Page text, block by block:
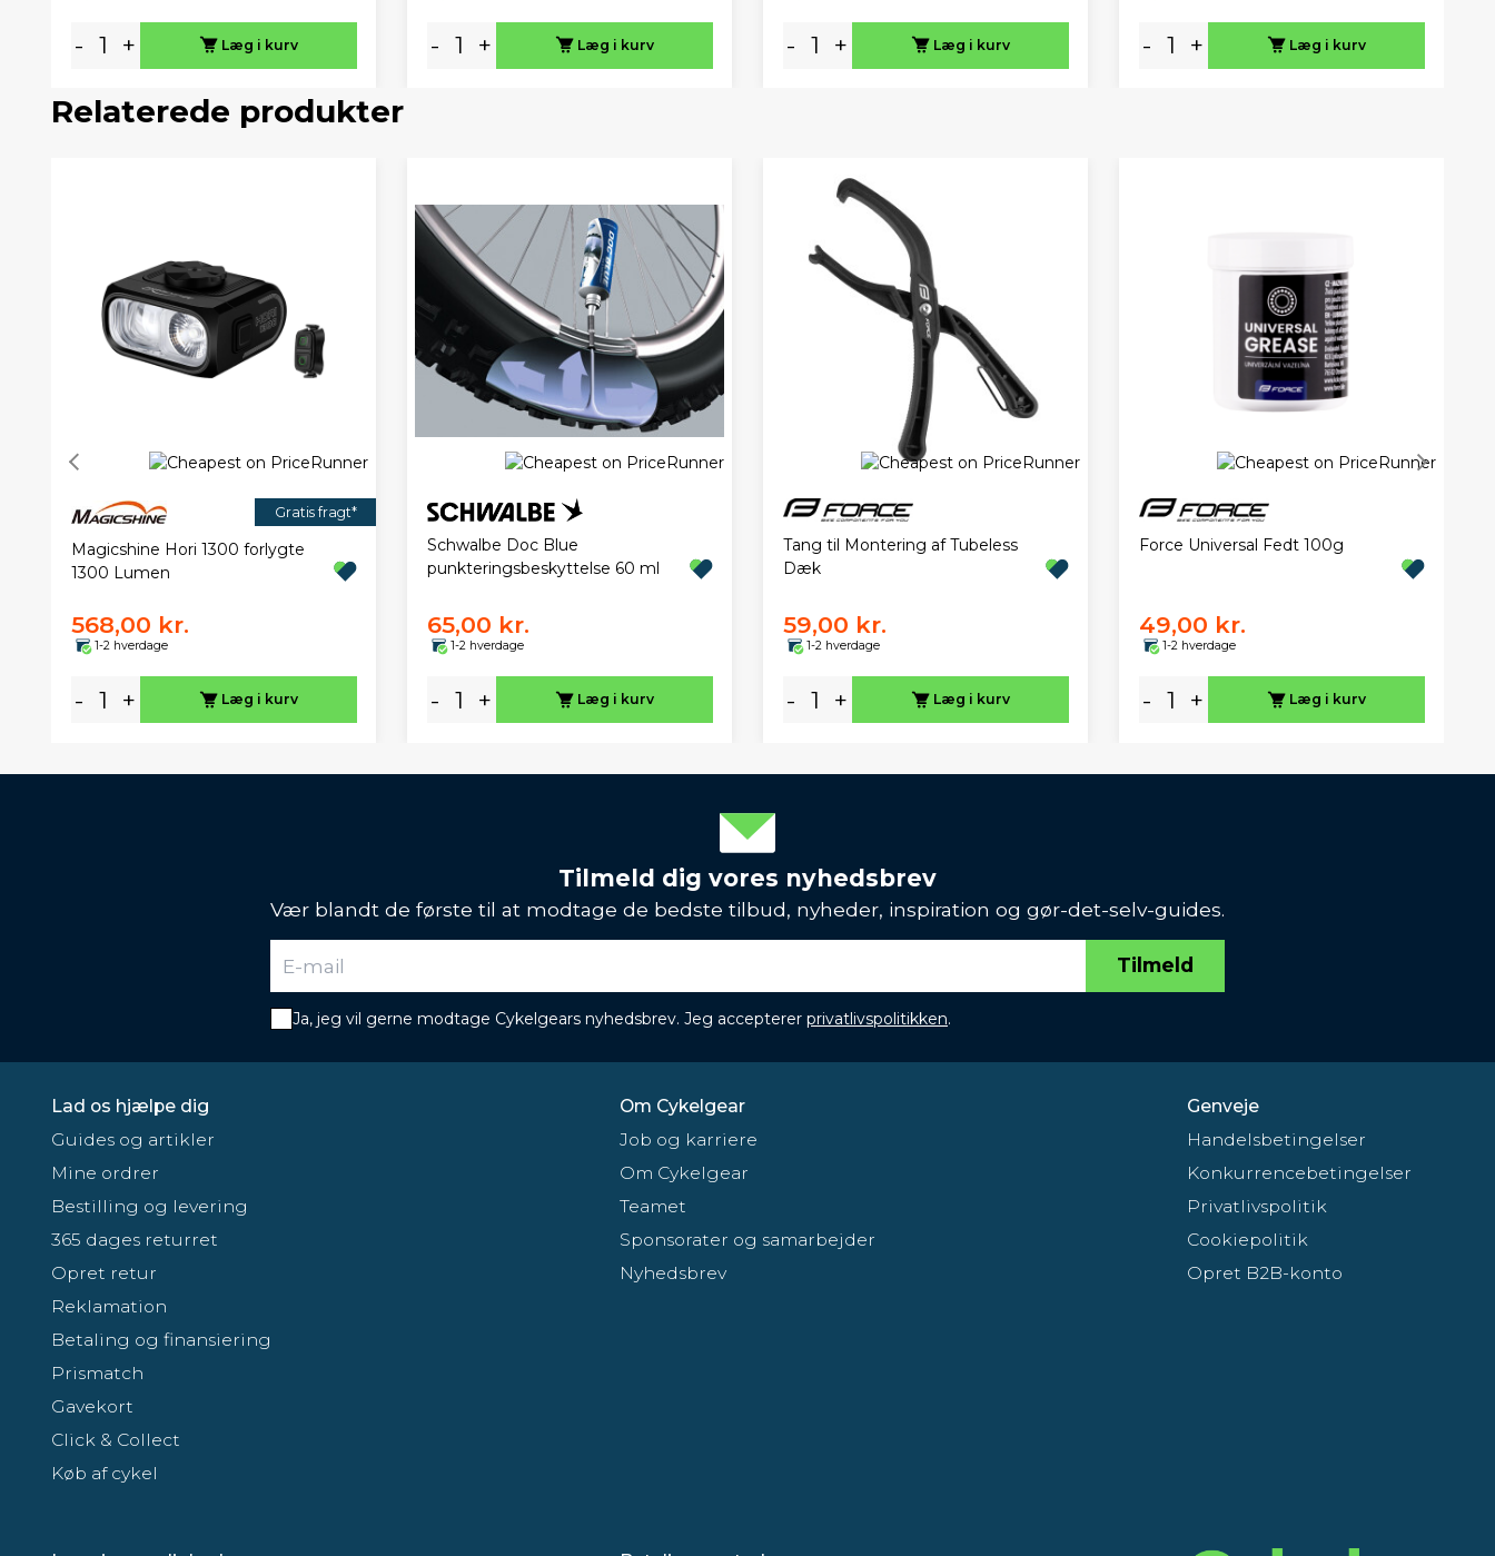
- + Læg i kurv - + Læg i kurv - + Læg i kurv - + Læg i kurv
Relaterede produkter
Gratis fragt*
Magicshine Hori 1300 forlygte
1300 Lumen
568,00 kr.
1-2 hverdage
- + Læg i kurv
Schwalbe Doc Blue
punkteringsbeskyttelse 60 ml
65,00 kr.
1-2 hverdage
- + Læg i kurv
Tang til Montering af Tubeless
Dæk
59,00 kr.
1-2 hverdage
- + Læg i kurv
Force Universal Fedt 100g
49,00 kr.
1-2 hverdage
- + Læg i kurv
Tilmeld dig vores nyhedsbrev
Vær blandt de første til at modtage de bedste tilbud, nyheder, inspiration og gør-det-selv-guides.
Tilmeld
Ja, jeg vil gerne modtage Cykelgears nyhedsbrev. Jeg accepterer privatlivspolitikken.
Lad os hjælpe dig
Guides og artikler
Mine ordrer
Bestilling og levering
365 dages returret
Opret retur
Reklamation
Betaling og finansiering
Prismatch
Gavekort
Click & Collect
Køb af cykel
Om Cykelgear
Job og karriere
Om Cykelgear
Teamet
Sponsorater og samarbejder
Nyhedsbrev
Genveje
Handelsbetingelser
Konkurrencebetingelser
Privatlivspolitik
Cookiepolitik
Opret B2B-konto